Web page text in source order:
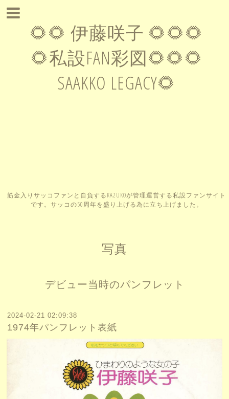
🌻🌻 伊藤咲子 🌻🌻🌻
🌻私設FAN彩図🌻🌻🌻
SAAKKO LEGACY🌻
筋金入りサッコファンと自負するKAZUKOが管理運営する私設ファンサイト
です。サッコの50周年を盛り上げる為に立ち上げました。
写真
デビュー当時のパンフレット
2024-02-21 02:09:38
1974年パンフレット表紙